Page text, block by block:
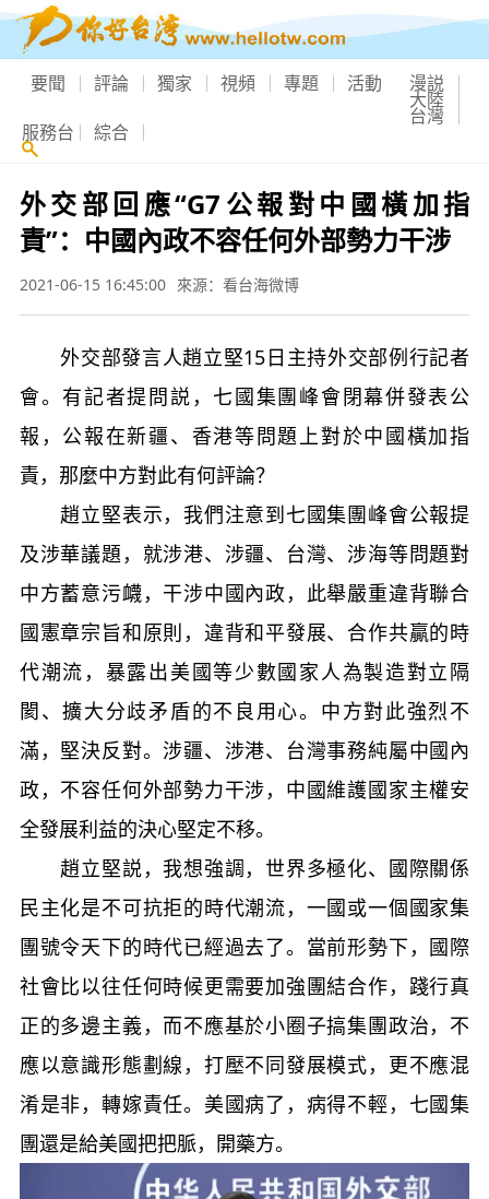
要聞 評論 獨家 視頻 專題 活動 漫説
大陸
台灣
服務台 綜合
外交部回應“G7公報對中國橫加指
責”：中國內政不容任何外部勢力干涉
2021-06-15 16:45:00 來源：看台海微博
外交部發言人趙立堅15日主持外交部例行記者
會。有記者提問説，七國集團峰會閉幕併發表公
報，公報在新疆、香港等問題上對於中國橫加指
責，那麼中方對此有何評論？
趙立堅表示，我們注意到七國集團峰會公報提
及涉華議題，就涉港、涉疆、台灣、涉海等問題對
中方蓄意污衊，干涉中國內政，此舉嚴重違背聯合
國憲章宗旨和原則，違背和平發展、合作共贏的時
代潮流，暴露出美國等少數國家人為製造對立隔
閡、擴大分歧矛盾的不良用心。中方對此強烈不
滿，堅決反對。涉疆、涉港、台灣事務純屬中國內
政，不容任何外部勢力干涉，中國維護國家主權安
全發展利益的決心堅定不移。
趙立堅説，我想強調，世界多極化、國際關係
民主化是不可抗拒的時代潮流，一國或一個國家集
團號令天下的時代已經過去了。當前形勢下，國際
社會比以往任何時候更需要加強團結合作，踐行真
正的多邊主義，而不應基於小圈子搞集團政治，不
應以意識形態劃線，打壓不同發展模式，更不應混
淆是非，轉嫁責任。美國病了，病得不輕，七國集
團還是給美國把把脈，開藥方。